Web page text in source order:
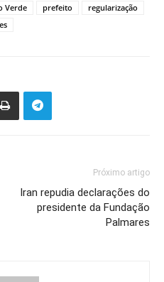
Verde prefeito
regularização
Próximo artigo
Iran repudia declarações do
presidente da Fundação
Palmares